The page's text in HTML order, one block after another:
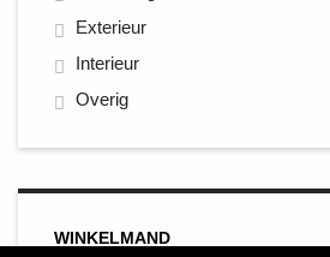
Exterieur
Interieur
Overig
WINKELMAND